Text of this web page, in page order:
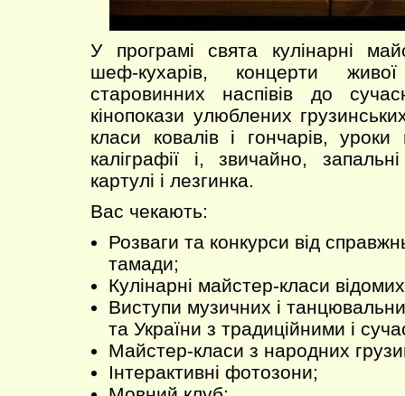
У програмі свята кулінарні
шеф-кухарів, концерти
старовинних наспівів до
кінопокази улюблених
класи ковалів і гончарів, уроки
каліграфії і, звичайно,
картулі і лезгинка.
Вас чекають:
Розваги та конкурси від
тамади;
Кулінарні майстер-класи
Виступи музичних і
та України з традиційними і
Майстер-класи з народних
Інтерактивні фотозони;